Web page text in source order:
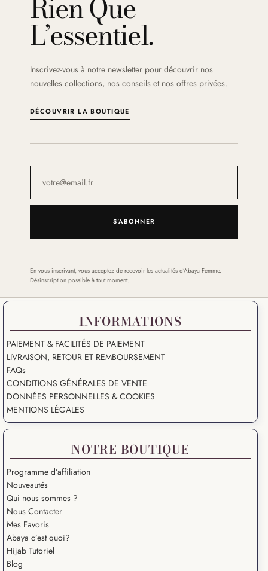
L’essentiel.
Inscrivez-vous à notre newsletter pour découvrir nos
nouvelles collections, nos conseils et nos offres privées.
DÉCOUVRIR LA BOUTIQUE
S'ABONNER
En vous inscrivant, vous acceptez de recevoir les actualités d’Abaya Femme.
Désinscription possible à tout moment.
INFORMATIONS
PAIEMENT & FACILITÉS DE PAIEMENT
LIVRAISON, RETOUR ET REMBOURSEMENT
FAQs
CONDITIONS GÉNÉRALES DE VENTE
DONNÉES PERSONNELLES & COOKIES
MENTIONS LÉGALES
NOTRE BOUTIQUE
Programme d’affiliation
Nouveautés
Qui nous sommes ?
Nous Contacter
Mes Favoris
Abaya c’est quoi?
Hijab Tutoriel
Blog